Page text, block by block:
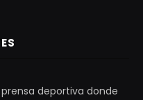
deportiva donde